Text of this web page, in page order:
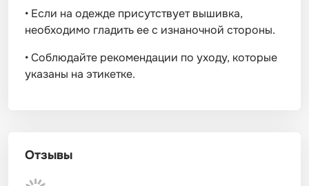
• Если на одежде присутствует вышивка,
необходимо гладить ее с изнаночной стороны.
•Соблюдайте рекомендации по уходу, которые
указаны на этикетке.
Отзывы